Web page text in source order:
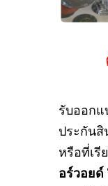
รับออก
ประกันสิ
หรือที่เรี
อร์วอยด์